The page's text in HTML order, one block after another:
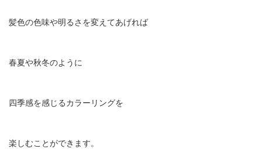
髪色の色味や明るさを変えてあげれば
春夏や秋冬のように
四季感を感じるカラーリングを
楽しむことができます。